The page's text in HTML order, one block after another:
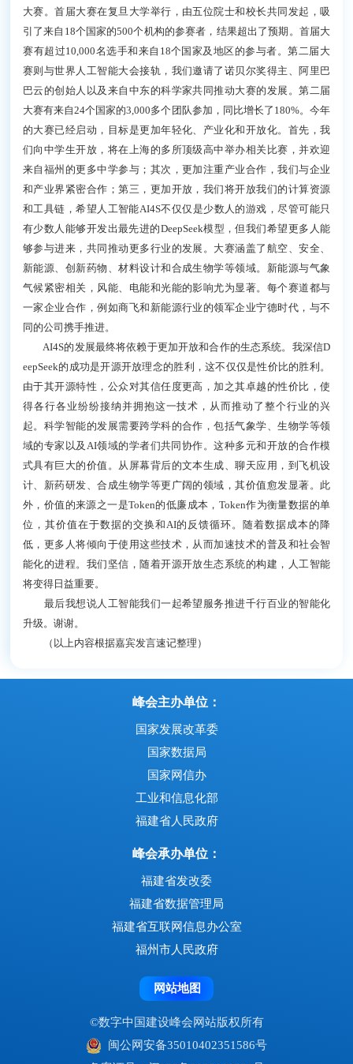
大赛。首届大赛在复旦大学举行，由五位院士和校长共同发起，吸
引了来自18个国家的500个机构的参赛者，结果超出了预期。首届大
赛有超过10,000名选手和来自18个国家及地区的参与者。第二届大
赛则与世界人工智能大会接轨，我们邀请了诺贝尔奖得主、阿里巴
巴云的创始人以及来自中东的科学家共同推动大赛的发展。第二届
大赛有来自24个国家的3,000多个团队参加，同比增长了180%。今年
的大赛已经启动，目标是更加年轻化、产业化和开放化。首先，我
们向中学生开放，将在上海的多所顶级高中举办相关比赛，并欢迎
来自福州的更多中学参与；其次，更加注重产业合作，我们与企业
和产业界紧密合作；第三，更加开放，我们将开放我们的计算资源
和工具链，希望人工智能AI4S不仅仅是少数人的游戏，尽管可能只
有少数人能够开发出最先进的DeepSeek模型，但我们希望更多人能
够参与进来，共同推动更多行业的发展。大赛涵盖了航空、安全、
新能源、创新药物、材料设计和合成生物学等领域。新能源与气象
气候紧密相关，风能、电能和光能的影响尤为显著。每个赛道都与
一家企业合作，例如商飞和新能源行业的领军企业宁德时代，与不
同的公司携手推进。
AI4S的发展最终将依赖于更加开放和合作的生态系统。我深信D
eepSeek的成功是开源开放理念的胜利，这不仅仅是性价比的胜利。
由于其开源特性，公众对其信任度更高，加之其卓越的性价比，使
得各行各业纷纷接纳并拥抱这一技术，从而推动了整个行业的兴
起。科学智能的发展需要跨学科的合作，包括气象学、生物学等领
域的专家以及AI领域的学者们共同协作。这种多元和开放的合作模
式具有巨大的价值。从屏幕背后的文本生成、聊天应用，到飞机设
计、新药研发、合成生物学等更广阔的领域，其价值愈发显著。此
外，价值的来源之一是Token的低廉成本，Token作为衡量数据的单
位，其价值在于数据的交换和AI的反馈循环。随着数据成本的降
低，更多人将倾向于使用这些技术，从而加速技术的普及和社会智
能化的进程。我们坚信，随着开源开放生态系统的构建，人工智能
将变得日益重要。
最后我想说人工智能我们一起希望服务推进千行百业的智能化
升级。谢谢。
（以上内容根据嘉宾发言速记整理）
峰会主办单位：
国家发展改革委
国家数据局
国家网信办
工业和信息化部
福建省人民政府
峰会承办单位：
福建省发改委
福建省数据管理局
福建省互联网信息办公室
福州市人民政府
网站地图
©数字中国建设峰会网站版权所有
闽公网安备35010402351586号